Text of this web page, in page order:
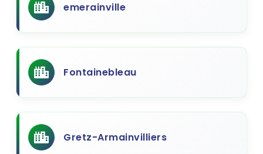
emerainville
Fontainebleau
Gretz-Armainvilliers